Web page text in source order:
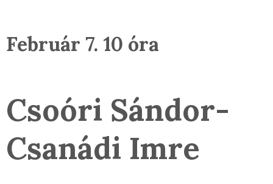
Február 7. 10 óra
Csoóri Sándor-
Csanádi Imre